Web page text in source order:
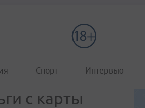
Спорт Интервью
с карты